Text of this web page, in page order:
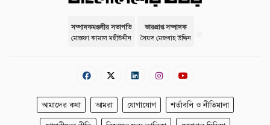
সম্পাদকমণ্ডলীর সভাপতি
মোস্তফা কামাল মহীউদ্দীন
ভারপ্রাপ্ত সম্পাদক
সৈয়দ মেজবাহ উদ্দিন
আমাদের কথা আমরা যোগাযোগ শর্তাবলি ও নীতিমালা